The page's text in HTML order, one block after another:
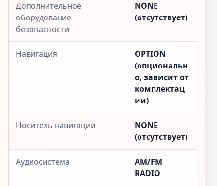
Дополнительное
оборудование
безопасности
NONE
(отсутствует)
Навигация
OPTION
(опциональн
о, зависит от
комплектац
ии)
Носитель навигации
NONE
(отсутствует)
Аудиосистема
AM/FM
RADIO